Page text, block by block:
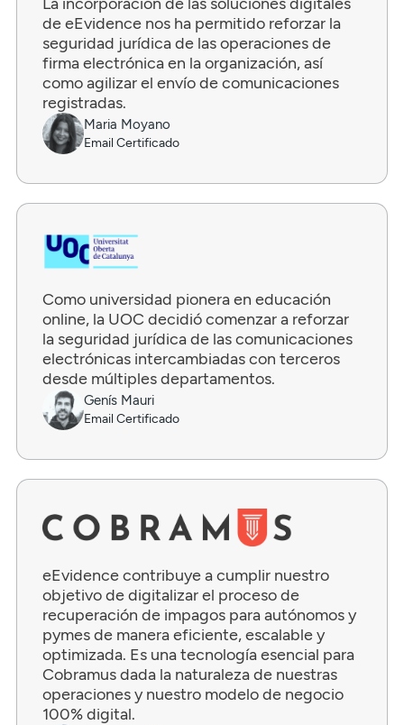
Maria Moyano
Email Certificado
de eEvidence nos ha permitido reforzar la
seguridad jurídica de las operaciones de
firma electrónica en la organización, así
como agilizar el envío de comunicaciones
registradas.
Genís Mauri
Email Certificado
Como universidad pionera en educación
online, la UOC decidió comenzar a reforzar
la seguridad jurídica de las comunicaciones
electrónicas intercambiadas con terceros
desde múltiples departamentos.
eEvidence contribuye a cumplir nuestro
objetivo de digitalizar el proceso de
recuperación de impagos para autónomos y
pymes de manera eficiente, escalable y
optimizada. Es una tecnología esencial para
Cobramus dada la naturaleza de nuestras
operaciones y nuestro modelo de negocio
100% digital.